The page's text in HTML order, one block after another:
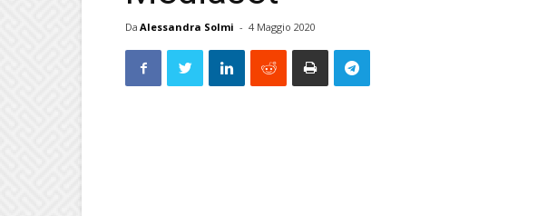
Da Alessandra Solmi - 4 Maggio 2020